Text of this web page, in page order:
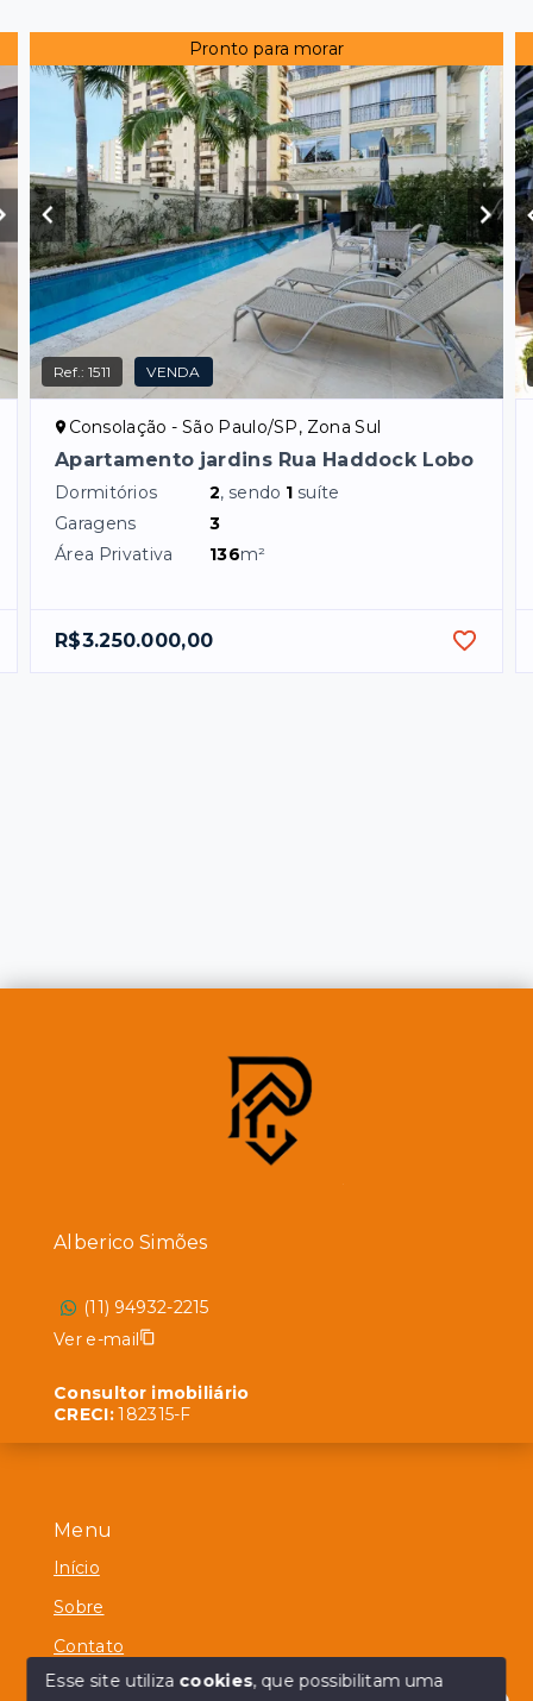
Pronto para morar
Ref.:1511 VENDA
Consolação - São Paulo/SP, Zona Sul
Apartamento jardins Rua Haddock Lobo
Dormitórios 2, sendo 1 suíte
Garagens
3
Área Privativa
136m²
R$3.250.000,00
Menu
Início
Sobre
Contato
Alberico Simões
(11) 94932-2215
Ver e-mail
Consultor imobiliário
CRECI:182315-F
Esse site utiliza cookies, que possibilitam uma